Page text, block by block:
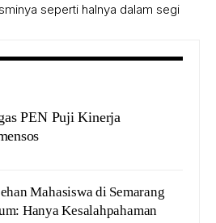
seperti halnya dalam segi
PEN Puji Kinerja
Mahasiswa di Semarang
Hanya Kesalahpahaman